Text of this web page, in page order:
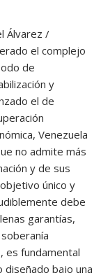
Álvarez /
el complejo
de
y
el de
Venezuela
no admite más
y de sus
único y
debe
garantías,
es fundamental
bajo una